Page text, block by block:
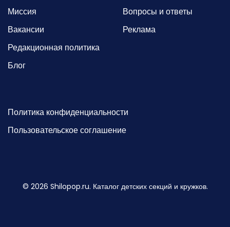
Миссия
Вакансии
Редакционная политика
Блог
Вопросы и ответы
Реклама
Политика конфиденциальности
Пользовательское соглашение
© 2026 Shilopop.ru. Каталог детских секций и кружков.